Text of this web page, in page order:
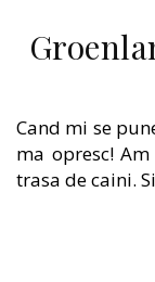
Cand mi se
ma opresc!
trasa de caini.